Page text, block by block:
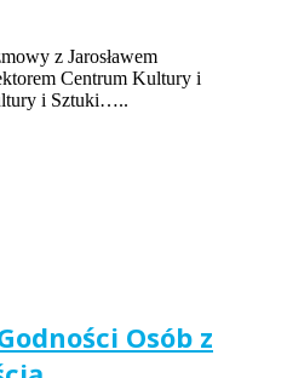
z Jarosławem
Centrum Kultury i
i Sztuki…..
Osób z